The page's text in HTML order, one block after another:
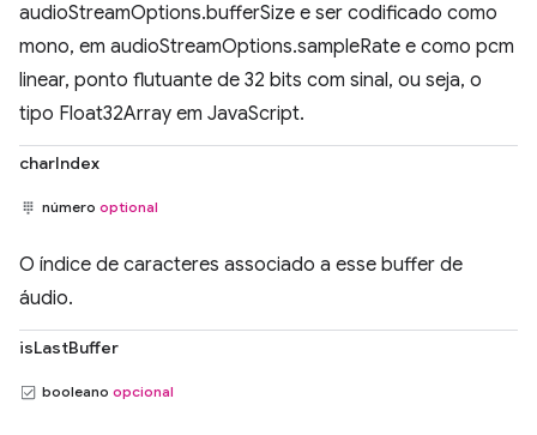
audioStreamOptions.bufferSize e ser codificado como
mono, em audioStreamOptions.sampleRate e como pcm
linear, ponto flutuante de 32 bits com sinal, ou seja, o
tipo Float32Array em JavaScript.
charIndex
número optional
O índice de caracteres associado a esse buffer de
áudio.
isLastBuffer
booleano opcional